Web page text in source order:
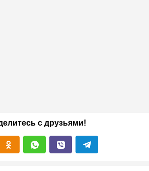
с друзьями!